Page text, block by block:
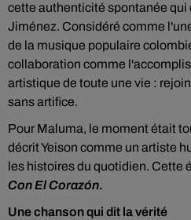
cette authenticité spontanée qui
Jiménez. Considéré comme
de la musique populaire
collaboration comme
artistique de toute une vie :
sans artifice.
Pour Maluma, le moment était
décrit Yeison comme un artiste
les histoires du quotidien. Cette
Con El Corazón.
Une chanson qui dit la vérité